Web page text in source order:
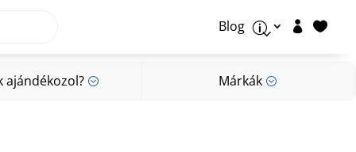
Blog p  
ajándékozol? ; Márkák ;
Márkák;